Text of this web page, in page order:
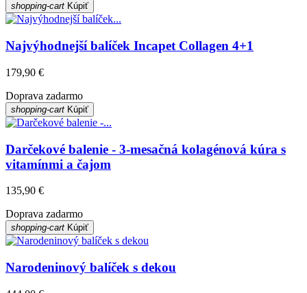
shopping-cart Kúpiť
Najvýhodnejší balíček Incapet Collagen 4+1
179,90 €
Doprava zadarmo
shopping-cart Kúpiť
Darčekové balenie - 3-mesačná kolagénová kúra s
vitamínmi a čajom
135,90 €
Doprava zadarmo
shopping-cart Kúpiť
Narodeninový balíček s dekou